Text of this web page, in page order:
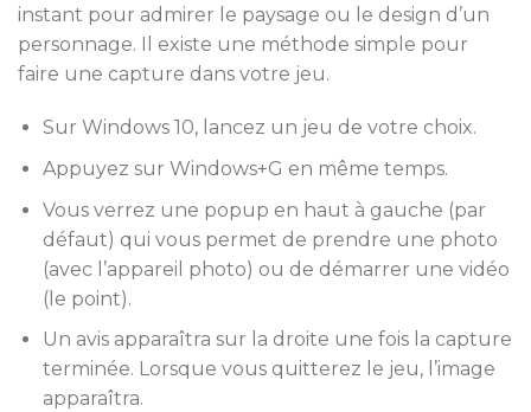
instant pour admirer le paysage ou le design d’un
personnage. Il existe une méthode simple pour
faire une capture dans votre jeu.
Sur Windows 10, lancez un jeu de votre choix.
Appuyez sur Windows+G en même temps.
Vous verrez une popup en haut à gauche (par
défaut) qui vous permet de prendre une photo
(avec l’appareil photo) ou de démarrer une vidéo
(le point).
Un avis apparaîtra sur la droite une fois la capture
terminée. Lorsque vous quitterez le jeu, l’image
apparaîtra.